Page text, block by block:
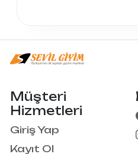
Müşteri
Hizmetleri
Giriş Yap
Kayıt Ol